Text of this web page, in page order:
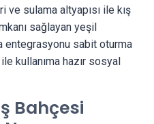
ve sulama altyapısı ile kış
sağlayan yeşil
entegrasyonu sabit oturma
kullanıma hazır sosyal
Bahçesi